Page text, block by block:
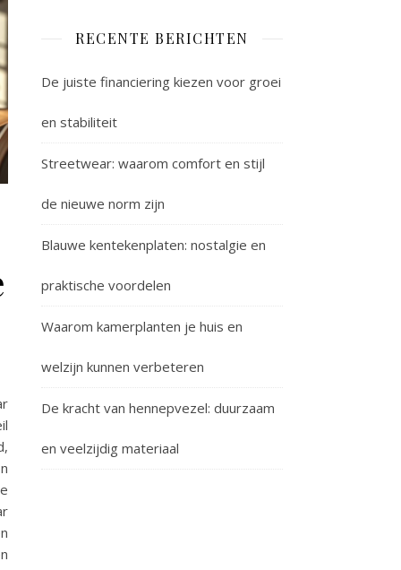
RECENTE BERICHTEN
De juiste financiering kiezen voor groei
en stabiliteit
Streetwear: waarom comfort en stijl
de nieuwe norm zijn
Blauwe kentekenplaten: nostalgie en
praktische voordelen
Waarom kamerplanten je huis en
welzijn kunnen verbeteren
De kracht van hennepvezel: duurzaam
en veelzijdig materiaal